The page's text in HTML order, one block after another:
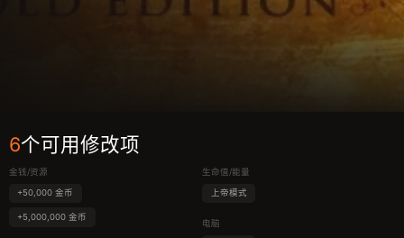
6个可用修改项
金钱/资源
+50,000 金币
+5,000,000 金币
生命值/能量
上帝模式
电脑